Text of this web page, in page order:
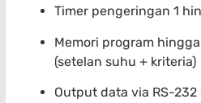
Timer pengeringan 1
Memori program
(setelan suhu + kriteria)
Output data via RS-232